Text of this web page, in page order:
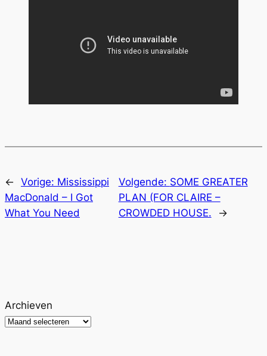
← Vorige: Mississippi
MacDonald – I Got
What You Need
Volgende: SOME GREATER
PLAN (FOR CLAIRE –
CROWDED HOUSE.
→
Archieven